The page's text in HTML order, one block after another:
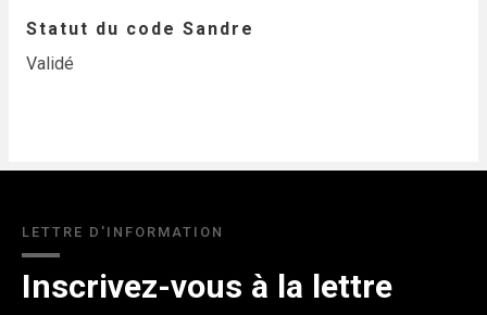
Statut du code Sandre
Validé
LETTRE D'INFORMATION
Inscrivez-vous à la lettre